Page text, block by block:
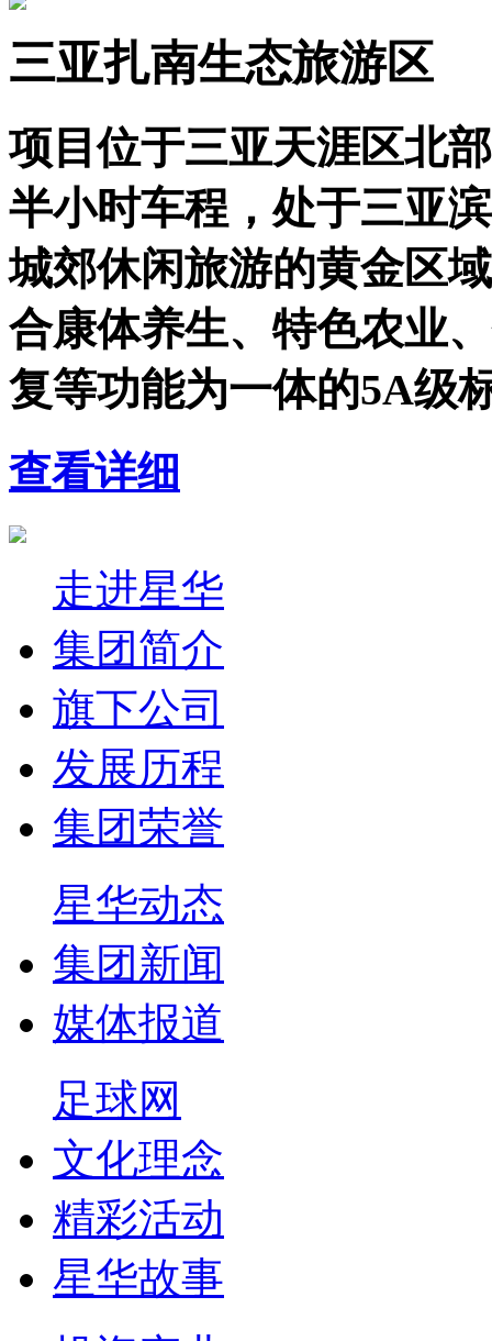
三亚扎南生态旅游区
项目位于三亚天涯区北
半小时车程，处于三亚
城郊休闲旅游的黄金区
合康体养生、特色农业
复等功能为一体的5A级
查看详细
走进星华
集团简介
旗下公司
发展历程
集团荣誉
星华动态
集团新闻
媒体报道
足球网
文化理念
精彩活动
星华故事